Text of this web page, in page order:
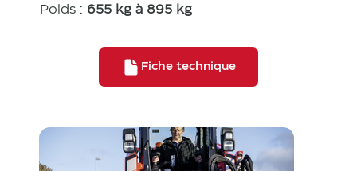
Poids : 655 kg à 895 kg
Fiche technique